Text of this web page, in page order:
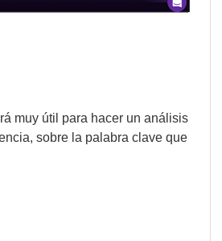
muy útil para hacer un análisis
sobre la palabra clave que